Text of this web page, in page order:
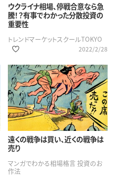
ウクライナ相場、停戦合意なら急
騰！？有事でわかった分散投資の
重要性
トレンドマーケットスクールTOKYO
2022/2/28
遠くの戦争は買い、近くの戦争は
売り
マンガでわかる相場格言 投資のお
作法